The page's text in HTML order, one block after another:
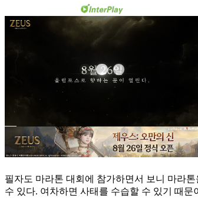
필자도 마라톤 대회에 참가하면서 보니 마라
수 있다. 여차하면 사태를 수습할 수 있기 때